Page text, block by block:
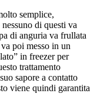
semplice,
di questi va
di anguria va frullata
poi messo in un
in freezer per
trattamento
sapore a contatto
viene quindi garantita